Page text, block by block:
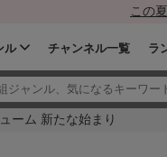
この
ル チャンネル一覧 ラ
ーム 新たな始まり